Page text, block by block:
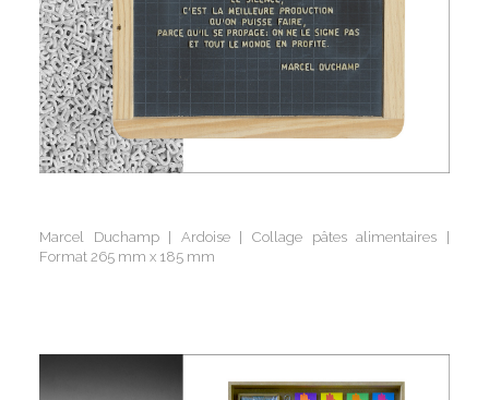
Marcel Duchamp | Ardoise | Collage pâtes alimentaires |
Format 265 mm x 185 mm